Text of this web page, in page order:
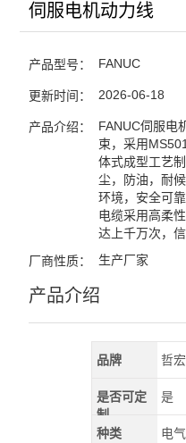
伺服电机动力线
产品型号： FANUC
更新时间： 2026-06-18
产品介绍：
FANUC伺服电
束，采用
体式成型工艺
尘，防油，耐
环境，安全可
电缆采用高柔
达上千万次，
厂商性质： 生产厂家
产品介绍
品牌 哲
是否可定
制
是
种类 电